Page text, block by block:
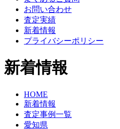
お問い合わせ
査定実績
新着情報
プライバシーポリシー
新着情報
HOME
新着情報
査定事例一覧
愛知県